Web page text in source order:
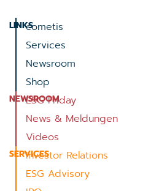
LINKScometis
Services
Newsroom
Shop
NEWSROOM
ESG Friday
News & Meldungen
Videos
SERVICES
Investor Relations
ESG Advisory